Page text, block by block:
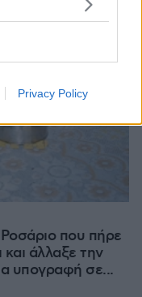
Privacy Policy
που πήρε
άλλαξε την
υπογραφή σε...